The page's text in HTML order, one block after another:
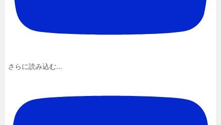
さらに読み込む...